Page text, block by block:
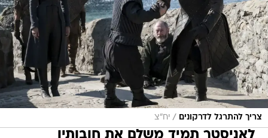
צריך להתרגל לדרקונים / יח"צ
לאניסטר תמיד משלם את חובותיו